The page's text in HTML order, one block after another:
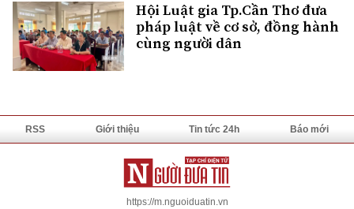
Hội Luật gia Tp.Cần Thơ đưa
pháp luật về cơ sở, đồng hành
cùng người dân
RSS Giới thiệu Tin tức 24h Báo mới
https://m.nguoiduatin.vn